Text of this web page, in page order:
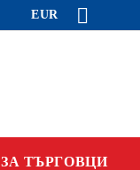
EUR
ЗА ТЪРГОВЦИ